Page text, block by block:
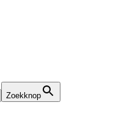
Zoekknop